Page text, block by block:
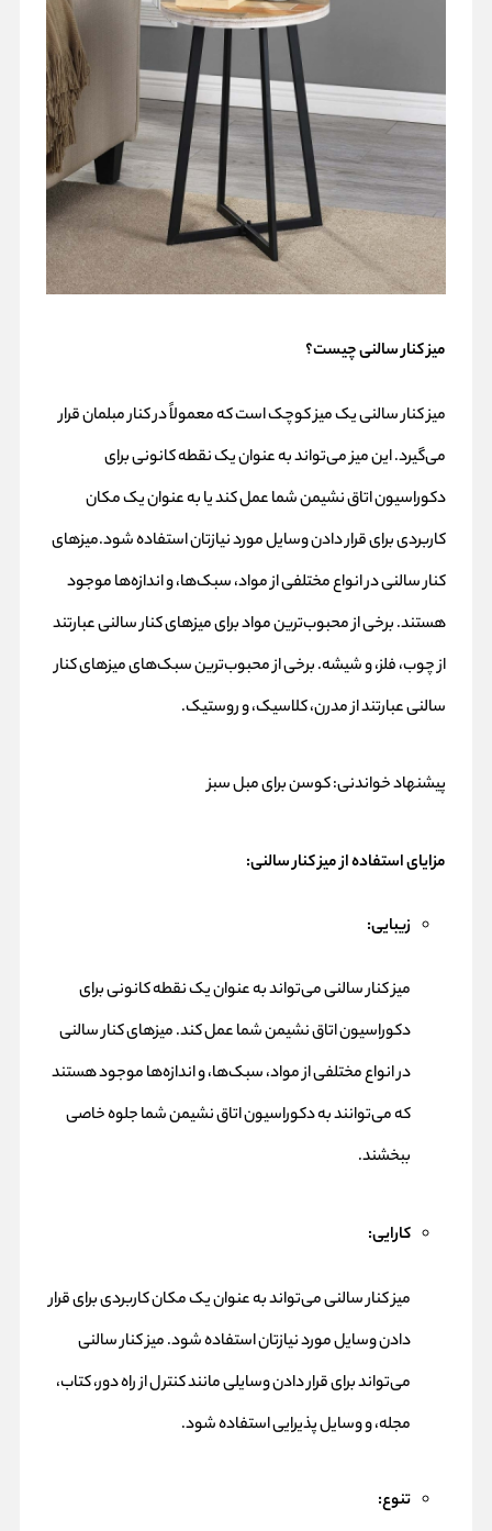
میز کنار سالنی چیست؟
میز کنار سالنی یک میز کوچک است که معمولاً در کنار مبلمان قرار
می‌گیرد. این میز می‌تواند به عنوان یک نقطه کانونی برای
دکوراسیون اتاق نشیمن شما عمل کند یا به عنوان یک مکان
کاربردی برای قرار دادن وسایل مورد نیازتان استفاده شود.میزهای
کنار سالنی در انواع مختلفی از مواد، سبک‌ها، و اندازه‌ها موجود
هستند. برخی از محبوب‌ترین مواد برای میزهای کنار سالنی عبارتند
از چوب، فلز، و شیشه. برخی از محبوب‌ترین سبک‌های میزهای کنار
سالنی عبارتند از مدرن، کلاسیک، و روستیک.
پیشنهاد خواندنی:کوسن برای مبل سبز
مزایای استفاده از میز کنار سالنی:
زیبایی:
میز کنار سالنی می‌تواند به عنوان یک نقطه کانونی برای
دکوراسیون اتاق نشیمن شما عمل کند. میزهای کنار سالنی
در انواع مختلفی از مواد، سبک‌ها، و اندازه‌ها موجود هستند
که می‌توانند به دکوراسیون اتاق نشیمن شما جلوه خاصی
ببخشند.
کارایی:
میز کنار سالنی می‌تواند به عنوان یک مکان کاربردی برای قرار
دادن وسایل مورد نیازتان استفاده شود. میز کنار سالنی
می‌تواند برای قرار دادن وسایلی مانند کنترل از راه دور، کتاب،
مجله، و وسایل پذیرایی استفاده شود.
تنوع: